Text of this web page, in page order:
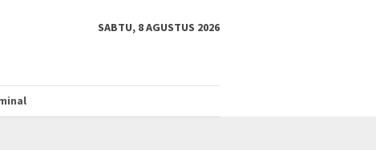
SABTU, 8 AGUSTUS 2026